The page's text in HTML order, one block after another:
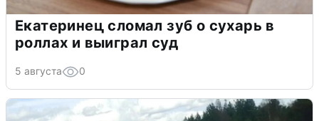
Екатеринец сломал зуб о сухарь в
роллах и выиграл суд
5 августа 0